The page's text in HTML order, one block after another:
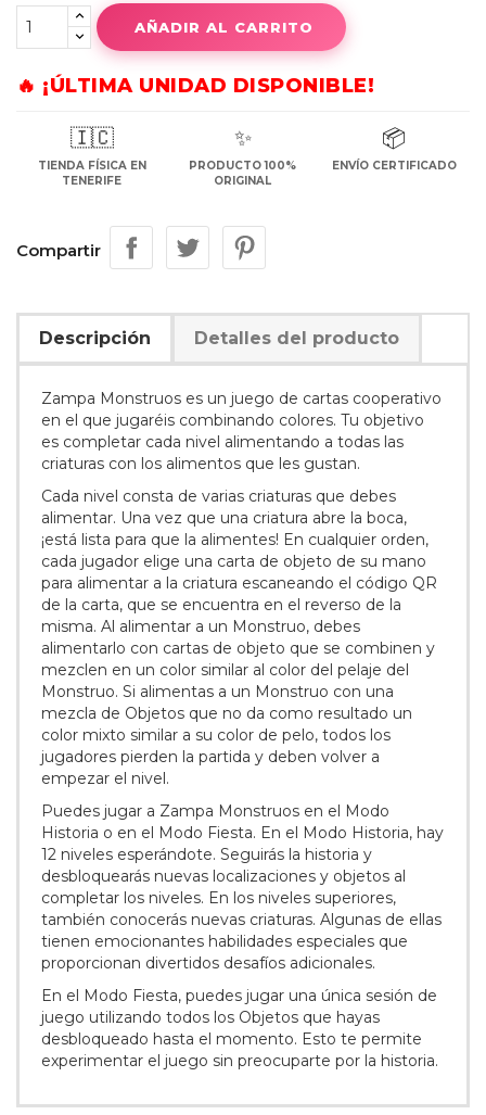
AÑADIR AL CARRITO
🔥 ¡ÚLTIMA UNIDAD DISPONIBLE!
🇮🇨
TIENDA FÍSICA EN
TENERIFE
✨
PRODUCTO 100%
ORIGINAL
📦
ENVÍO CERTIFICADO
Compartir
Descripción Detalles del producto
Zampa Monstruos es un juego de cartas cooperativo
en el que jugaréis combinando colores. Tu objetivo
es completar cada nivel alimentando a todas las
criaturas con los alimentos que les gustan.
Cada nivel consta de varias criaturas que debes
alimentar. Una vez que una criatura abre la boca,
¡está lista para que la alimentes! En cualquier orden,
cada jugador elige una carta de objeto de su mano
para alimentar a la criatura escaneando el código QR
de la carta, que se encuentra en el reverso de la
misma. Al alimentar a un Monstruo, debes
alimentarlo con cartas de objeto que se combinen y
mezclen en un color similar al color del pelaje del
Monstruo. Si alimentas a un Monstruo con una
mezcla de Objetos que no da como resultado un
color mixto similar a su color de pelo, todos los
jugadores pierden la partida y deben volver a
empezar el nivel.
Puedes jugar a Zampa Monstruos en el Modo
Historia o en el Modo Fiesta. En el Modo Historia, hay
12 niveles esperándote. Seguirás la historia y
desbloquearás nuevas localizaciones y objetos al
completar los niveles. En los niveles superiores,
también conocerás nuevas criaturas. Algunas de ellas
tienen emocionantes habilidades especiales que
proporcionan divertidos desafíos adicionales.
En el Modo Fiesta, puedes jugar una única sesión de
juego utilizando todos los Objetos que hayas
desbloqueado hasta el momento. Esto te permite
experimentar el juego sin preocuparte por la historia.